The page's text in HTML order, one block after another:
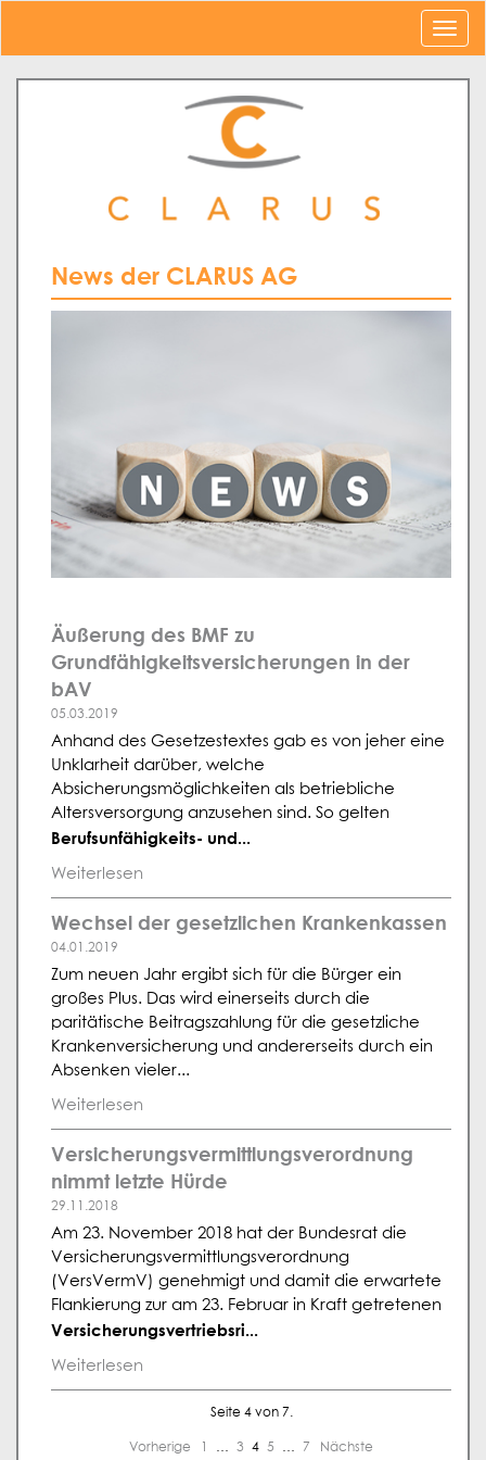
News der CLARUS AG
Äußerung des BMF zu
Grundfähigkeitsversicherungen in der
bAV
05.03.2019
Anhand des Gesetzestextes gab es von jeher eine
Unklarheit darüber, welche
Absicherungsmöglichkeiten als betriebliche
Altersversorgung anzusehen sind. So gelten
Berufsunfähigkeits- und...
Weiterlesen
Wechsel der gesetzlichen Krankenkassen
04.01.2019
Zum neuen Jahr ergibt sich für die Bürger ein
großes Plus. Das wird einerseits durch die
paritätische Beitragszahlung für die gesetzliche
Krankenversicherung und andererseits durch ein
Absenken vieler...
Weiterlesen
Versicherungsvermittlungsverordnung
nimmt letzte Hürde
29.11.2018
Am 23. November 2018 hat der Bundesrat die
Versicherungsvermittlungsverordnung
(VersVermV) genehmigt und damit die erwartete
Flankierung zur am 23. Februar in Kraft getretenen
Versicherungsvertriebsri...
Weiterlesen
Seite 4 von 7.
Vorherige … 3 4 5 … 7 Nächste